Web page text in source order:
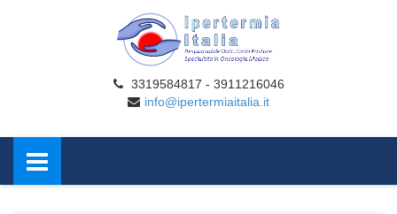
3319584817 - 3911216046
info@ipertermiaitalia.it